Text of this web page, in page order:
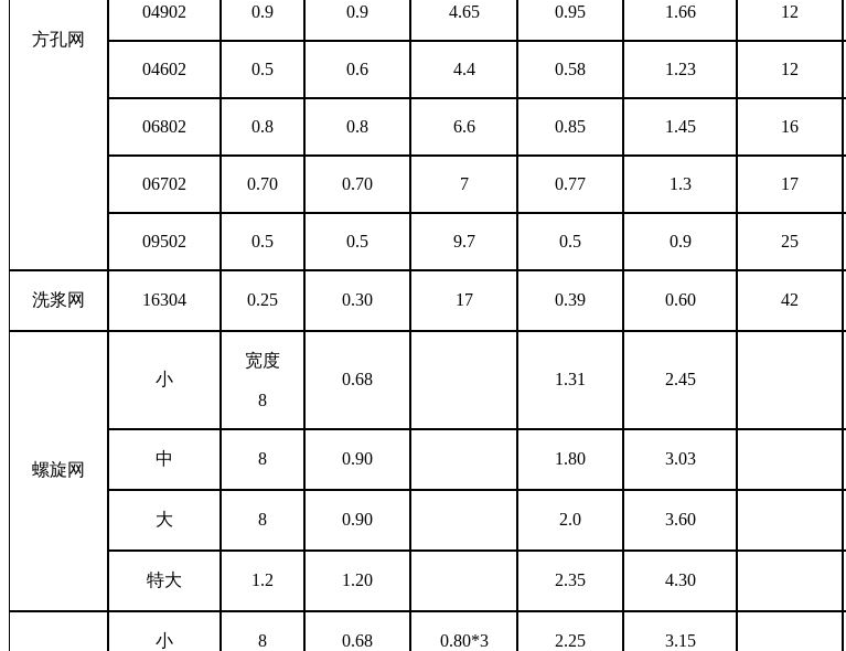
方孔网
04902 0.9 0.9 4.65 0.95 1.66 12
04602 0.5 0.6 4.4 0.58 1.23 12
06802 0.8 0.8 6.6 0.85 1.45 16
06702 0.70 0.70 7 0.77 1.3 17
09502 0.5 0.5 9.7 0.5 0.9 25
洗浆网 16304 0.25 0.30 17 0.39 0.60 42
螺旋网
小
宽度
8
0.68 1.31 2.45
中 8 0.90 1.80 3.03
大 8 0.90 2.0 3.60
特大 1.2 1.20 2.35 4.30
小 8 0.68 0.80*3 2.25 3.15